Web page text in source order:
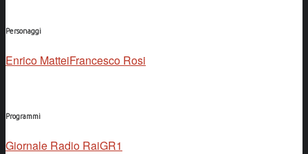
Personaggi
Enrico MatteiFrancesco Rosi
Programmi
Giornale Radio RaiGR1